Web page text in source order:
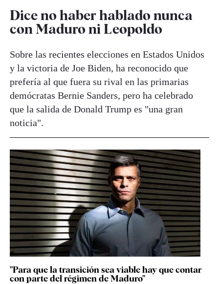
Dice no haber hablado nunca
con Maduro ni Leopoldo
Sobre las recientes elecciones en Estados Unidos
y la victoria de Joe Biden, ha reconocido que
prefería al que fuera su rival en las primarias
demócratas Bernie Sanders, pero ha celebrado
que la salida de Donald Trump es "una gran
noticia".
"Para que la transición sea viable hay que contar
con parte del régimen de Maduro"